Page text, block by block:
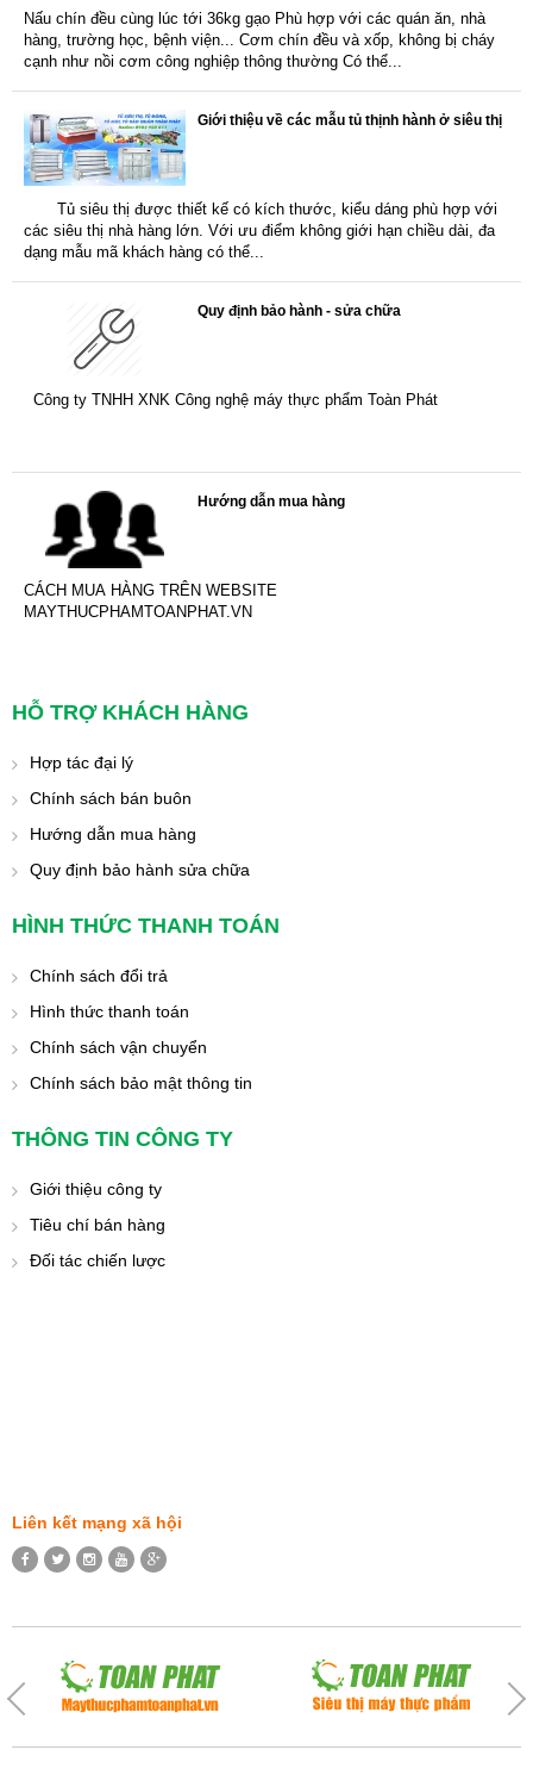
Nấu chín đều cùng lúc tới 36kg gạo Phù hợp với các quán ăn, nhà
hàng, trường học, bệnh viện... Cơm chín đều và xốp, không bị cháy
cạnh như nồi cơm công nghiệp thông thường Có thể...
Giới thiệu về các mẫu tủ thịnh hành ở siêu thị
Tủ siêu thị được thiết kế có kích thước, kiểu dáng phù hợp với
các siêu thị nhà hàng lớn. Với ưu điểm không giới hạn chiều dài, đa
dạng mẫu mã khách hàng có thể...
Quy định bảo hành - sửa chữa
Công ty TNHH XNK Công nghệ máy thực phẩm Toàn Phát
Hướng dẫn mua hàng
CÁCH MUA HÀNG TRÊN WEBSITE
MAYTHUCPHAMTOANPHAT.VN
HỖ TRỢ KHÁCH HÀNG
Hợp tác đại lý
Chính sách bán buôn
Hướng dẫn mua hàng
Quy định bảo hành sửa chữa
HÌNH THỨC THANH TOÁN
Chính sách đổi trả
Hình thức thanh toán
Chính sách vận chuyển
Chính sách bảo mật thông tin
THÔNG TIN CÔNG TY
Giới thiệu công ty
Tiêu chí bán hàng
Đối tác chiến lược
Liên kết mạng xã hội